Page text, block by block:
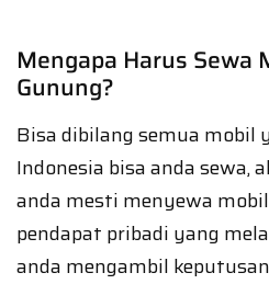
Mengapa Harus Sewa
Gunung?
Bisa dibilang semua mobil
Indonesia bisa anda sewa,
anda mesti menyewa
pendapat pribadi yang
anda mengambil